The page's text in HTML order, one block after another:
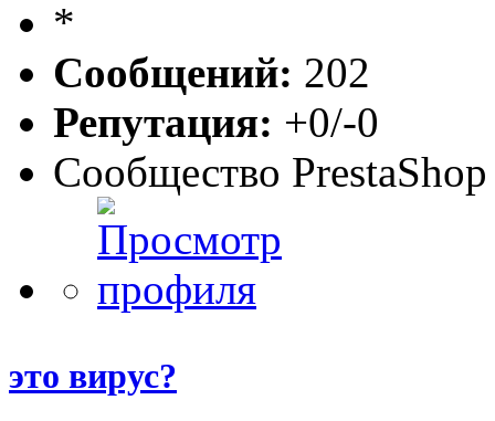
Сообщений: 202
Репутация: +0/-0
Сообщество PrestaShop
это вирус?